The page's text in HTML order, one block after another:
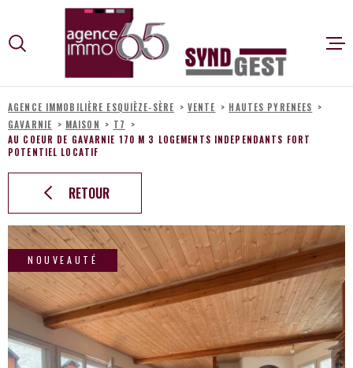
lamenu
contenu
ACCUEIL
VENTES
SYNDIC
ALERTE E-
ESTIMATION
AGENCE IMMOBILIÈRE ESQUIÈZE-SÈRE VENTE
HAUTES PYRENEES
GAVARNIE
MAISON
T7
AU COEUR DE GAVARNIE 170 M 3 LOGEMENTS INDEPENDANTS FORT
POTENTIEL LOCATIF
RETOUR
NOUVEAUTÉ
VOTRE
RECHERCHE
TYPE
D'OFFRE
VILLE
Budget
BUDGET
RECHERCHER